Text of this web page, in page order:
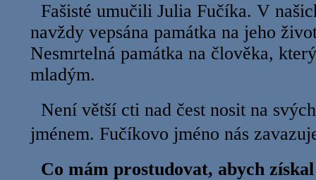
Fašisté umučili Julia Fučíka. V
navždy vepsána památka na jeho
Nesmrtelná památka na člověka,
mladým.
Není větší cti nad čest nosit na
jménem. Fučíkovo jméno nás
Co mám prostudovat, abych